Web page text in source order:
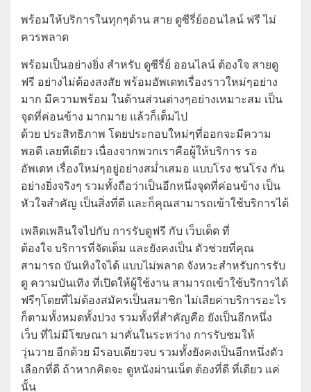
พร้อมให้บริการในทุกๆด้าน สาย ดูซีรี่ย์ออนไลน์ ฟรี ไม่
ควรพลาด
พร้อมเป็นอย่างยิ่ง สำหรับ ดูซีรี่ย์ ออนไลน์ ต้องใจ สายดู
ฟรี อย่างไม่ต้องสงสัย พร้อมอัพเดทเรื่องราวใหม่ๆอย่าง
มาก มีความพร้อม ในด้านส่วนต่างๆอย่างเหมาะสม เป็น
จุดที่ค่อนข้าง มากมาย แล้วก็เต็มไป
ด้วย ประสิทธิภาพ โดยประกอบใหม่ๆที่ออกจะมีความ
พอดี เลยทีเดียว เนื่องจากพวกเราคือผู้ให้บริการ รอ
อัพเดท เรื่องใหม่ๆอยู่อย่างสม่ำเสมอ แบบโรง ชนโรง กัน
อย่างยิ่งจริงๆ รวมทั้งถือว่าเป็นอีกหนึ่งจุดที่ค่อนข้าง เป็น
หัวใจสำคัญ เป็นสิ่งที่ดี และก็คุณสามารถเข้าใช้บริการได้
เพลิดเพลินใจไปกับ การรับดูฟรี กับ เว็บเด็ด ที่
ต้องใจ บริการที่จัดเต็ม และยังคงเป็น ตัวช่วยที่คุณ
สามารถ บันเทิงใจได้ แบบไม่พลาด จังหวะสำหรับการรับ
ดู ความบันเทิง ที่เปิดให้ผู้ใช้งาน สามารถเข้าใช้บริการได้
ฟรีๆโดยที่ไม่ต้องสมัครเป็นสมาชิก ไม่เสียค่าบริการอะไร
ก็ตามทั้งหมดทั้งปวง รวมทั้งที่สำคัญคือ ยังเป็นอีกหนึ่ง
เว็บ ที่ไม่มีโฆษณา มาคั่นในระหว่าง การรับชมให้
วุ่นวาย อีกด้วย มีรอบเดียวจบ รวมทั้งยังคงเป็นอีกหนึ่งตัว
เลือกที่ดี ถ้าหากคิดจะ ดูหนังผ่านเน็ต ต้องที่ดี ที่เดียว แค่
นั้น